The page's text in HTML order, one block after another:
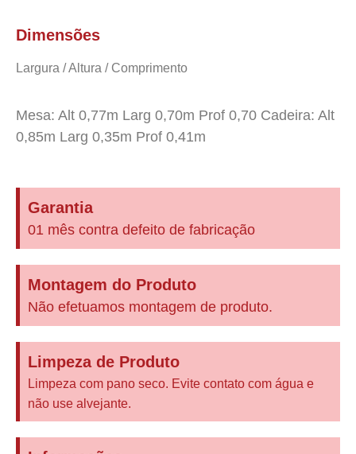
Dimensões
Largura / Altura / Comprimento
Mesa: Alt 0,77m Larg 0,70m Prof 0,70 Cadeira: Alt
0,85m Larg 0,35m Prof 0,41m
Garantia
01 mês contra defeito de fabricação
Montagem do Produto
Não efetuamos montagem de produto.
Limpeza de Produto
Limpeza com pano seco. Evite contato com água e
não use alvejante.